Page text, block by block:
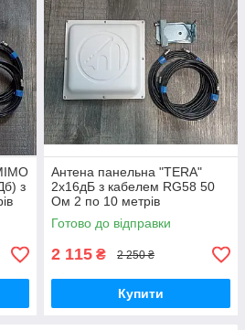
з
Антена панельна "TERA"
2x16дБ з кабелем RG58 50
Ом 2 по 10 метрів
Готово до відправки
2 115 ₴ 2 250 ₴
Купити